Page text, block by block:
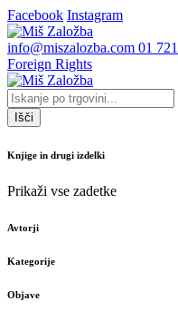
Facebook Instagram
info@miszalozba.com 01
Foreign Rights
Išči
Knjige in drugi izdelki
Prikaži vse zadetke
Avtorji
Kategorije
Objave